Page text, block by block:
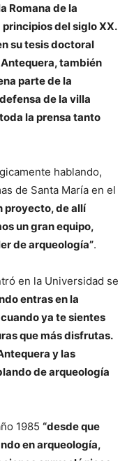
Romana de la
principios del siglo XX.
su tesis doctoral
también
parte de la
de la villa
la prensa tanto
hablando,
de Santa María en el
proyecto, de allí
un gran equipo,
de arqueología”.
en la Universidad se
entras en la
ya te sientes
que más disfrutas.
y las
de arqueología
1985 “desde que
en arqueología,